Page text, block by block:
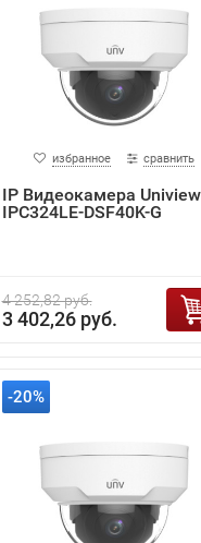
избранное сравнить
IP Видеокамера Uniview
IPC324LE-DSF40K-G
4 252,82 руб.
3 402,26 руб.
-20%